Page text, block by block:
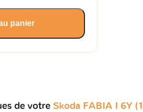
panier
de votre Skoda FABIA I 6Y